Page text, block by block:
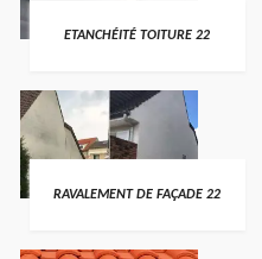
ETANCHÉITÉ TOITURE 22
RAVALEMENT DE FAÇADE 22